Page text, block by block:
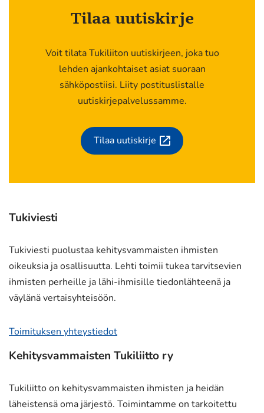
Tilaa uutiskirje
Voit tilata Tukiliiton uutiskirjeen, joka tuo
lehden ajankohtaiset asiat suoraan
sähköpostiisi. Liity postituslistalle
uutiskirjepalvelussamme.
Tilaa uutiskirje
(siirryt
Tukiviesti
Tukiviesti puolustaa kehitysvammaisten ihmisten
oikeuksia ja osallisuutta. Lehti toimii tukea tarvitsevien
ihmisten perheille ja lähi-ihmisille tiedonlähteenä ja
väylänä vertaisyhteisöön.
Toimituksen yhteystiedot
Kehitysvammaisten Tukiliitto ry
Tukiliitto on kehitysvammaisten ihmisten ja heidän
läheistensä oma järjestö. Toimintamme on tarkoitettu